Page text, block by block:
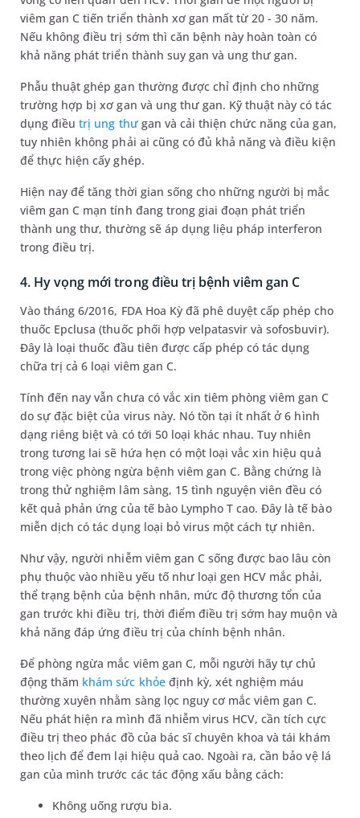
viêm gan C tiến triển thành xơ gan mất từ 20 - 30 năm.
Nếu không điều trị sớm thì căn bệnh này hoàn toàn có
khả năng phát triển thành suy gan và ung thư gan.
Phẫu thuật ghép gan thường được chỉ định cho những
trường hợp bị xơ gan và ung thư gan. Kỹ thuật này có tác
dụng điềutrị ung thưgan và cải thiện chức năng của gan,
tuy nhiên không phải ai cũng có đủ khả năng và điều kiện
để thực hiện cấy ghép.
Hiện nay để tăng thời gian sống cho những người bị mắc
viêm gan C mạn tính đang trong giai đoạn phát triển
thành ung thư, thường sẽ áp dụng liệu pháp interferon
trong điều trị.
4. Hy vọng mới trong điều trị bệnh viêm gan C
Vào tháng 6/2016, FDA Hoa Kỳ đã phê duyệt cấp phép cho
thuốc Epclusa (thuốc phối hợp velpatasvir và sofosbuvir).
Đây là loại thuốc đầu tiên được cấp phép có tác dụng
chữa trị cả 6 loại viêm gan C.
Tính đến nay vẫn chưa có vắc xin tiêm phòng viêm gan C
do sự đặc biệt của virus này. Nó tồn tại ít nhất ở 6 hình
dạng riêng biệt và có tới 50 loại khác nhau. Tuy nhiên
trong tương lai sẽ hứa hẹn có một loại vắc xin hiệu quả
trong việc phòng ngừa bệnh viêm gan C. Bằng chứng là
trong thử nghiệm lâm sàng, 15 tình nguyện viên đều có
kết quả phản ứng của tế bào Lympho T cao. Đây là tế bào
miễn dịch có tác dụng loại bỏ virus một cách tự nhiên.
Như vậy, người nhiễm viêm gan C sống được bao lâu còn
phụ thuộc vào nhiều yếu tố như loại gen HCV mắc phải,
thể trạng bệnh của bệnh nhân, mức độ thương tổn của
gan trước khi điều trị, thời điểm điều trị sớm hay muộn và
khả năng đáp ứng điều trị của chính bệnh nhân.
Để phòng ngừa mắc viêm gan C, mỗi người hãy tự chủ
động thăm khám sức khỏeđịnh kỳ, xét nghiệm máu
thường xuyên nhằm sàng lọc nguy cơ mắc viêm gan C.
Nếu phát hiện ra mình đã nhiễm virus HCV, cần tích cực
điều trị theo phác đồ của bác sĩ chuyên khoa và tái khám
theo lịch để đem lại hiệu quả cao. Ngoài ra, cần bảo vệ lá
gan của mình trước các tác động xấu bằng cách:
Không uống rượu bia.